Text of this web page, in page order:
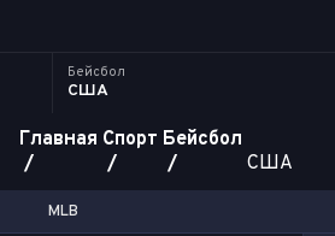
Бейсбол
США
Главная Спорт Бейсбол
США
MLB